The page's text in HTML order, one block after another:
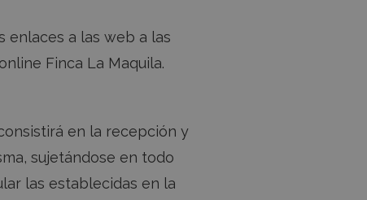
enlaces a las web a las
Finca La Maquila.
en la recepción y
sujetándose en todo
las establecidas en la